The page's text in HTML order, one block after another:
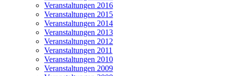
Veranstaltungen 2016
Veranstaltungen 2015
Veranstaltungen 2014
Veranstaltungen 2013
Veranstaltungen 2012
Veranstaltungen 2011
Veranstaltungen 2010
Veranstaltungen 2009